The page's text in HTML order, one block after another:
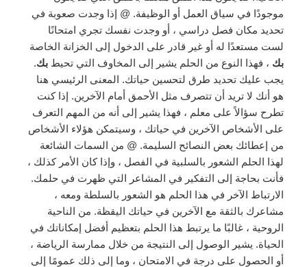
موجودًا في سياق العمل أو الوظيفة. @ إذا وجدت صعوبة في
تحديد مكان فصل دراسي ، أو وجدت نفسك تجري امتحانًا
لست مستعدًا له أو غير قادر على الدخول إلى الخزانة الخاصة
بك ، فهذا النوع من الحلم يشير إلى المخاوف التي تحيطبك.
يجب عليك تحديد طرق لتحسين حياتك. المعنى الرئيسي هنا
هو أنك لا تريد أن تتصرف مثل الأحمق أمام الآخرين. إذا كنت
تطرح سؤالاً على معلم ، فهذا يشير إلى أنه من المهم التعرف
على الأشخاص الآخرين في حياتك ، وسيتمكن هؤلاء الأشخاص
من إعطائك بعض النصائح السليمة. @ من السمات الشائعة
لهذا الحلم الشعور بالسلبية في الفصل ، وإذا كان الأمر كذلك ،
فأنت بحاجة إلى التفكير في المشاعر التي ظهرت في حلمك.
الارتباط الآخر في هذا الحلم هو الشعور بالسلطة ومعه ،
مشاعرك بالثقة مع الآخرين في حياتك اليقظة. من الناحية
الروحية ، غالبًا ما يرتبط هذا الحلم بتعظيم أفضل إمكاناتك في
الحياة. يشير الوصول إلى النتيجة من خلال ممارسة الرياضة ،
أو الحصول على درجة في الامتحان ، وما إلى ذلك عمومًا إلى